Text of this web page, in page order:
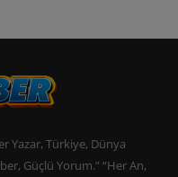
Yazar, Türkiye, Dünya
Güçlü Yorum.” “Her An,